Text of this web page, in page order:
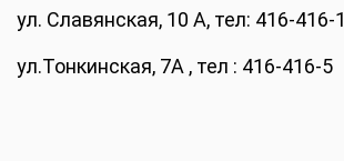
ул. Славянская, 10 А, тел: 416-416-1
ул.Тонкинская, 7А , тел : 416-416-5